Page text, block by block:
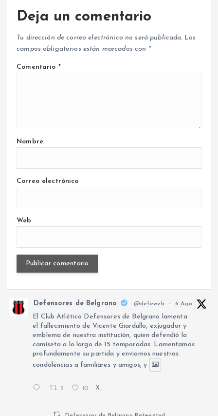
Deja un comentario
Tu dirección de correo electrónico no será publicada. Los
campos obligatorios están marcados con *
Comentario *
Nombre
Correo electrónico
Web
Defensores de Belgrano @defeweb · 6 Ago
El Club Atlético Defensores de Belgrano lamenta
el fallecimiento de Vicente Giardullo, exjugador y
emblema de nuestra institución, quien defendió la
camiseta a lo largo de 15 temporadas. Lamentamos
profundamente su partida y enviamos nuestras
condolencias a familiares y amigos, y
2 10 X